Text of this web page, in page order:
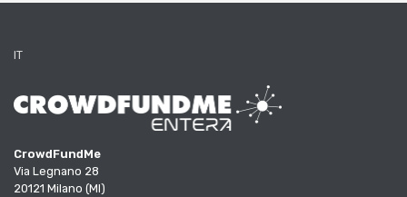
IT
CrowdFundMe
Via Legnano 28
20121 Milano (MI)